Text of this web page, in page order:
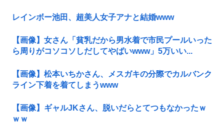
レインボー池田、超美人女子アナと結婚www
【画像】女さん「貧乳だから男水着で市民プールいった
ら周りがコソコソしだしてやばいwww」5万いい...
【画像】松本いちかさん、メスガキの分際でカルバンク
ライン下着を着てしまうwww
【画像】ギャルJKさん、脱いだらとてつもなかったｗ
ｗｗ